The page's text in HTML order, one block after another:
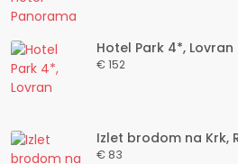
Hotel Park 4*, Lovran
€ 152
Izlet brodom na Krk,
€ 83